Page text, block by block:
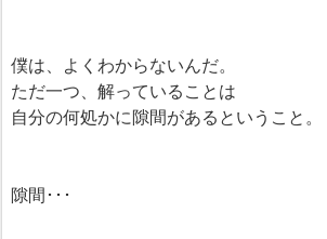
僕は、よくわからないんだ。
ただ一つ、解っていることは
自分の何処かに隙間があるということ。
隙間･･･